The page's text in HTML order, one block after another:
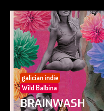
galician indie
Wild Balbina
BRAINWASH